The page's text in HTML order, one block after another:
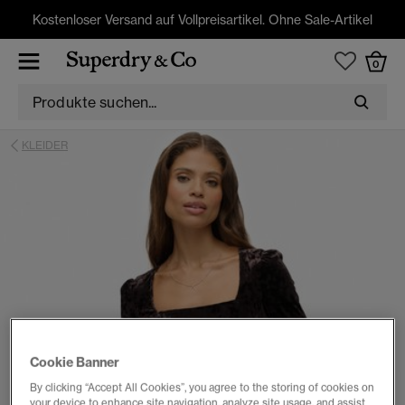
Kostenloser Versand auf Vollpreisartikel. Ohne Sale-Artikel
0
KLEIDER
Cookie Banner
By clicking “Accept All Cookies”, you agree to the storing of cookies on